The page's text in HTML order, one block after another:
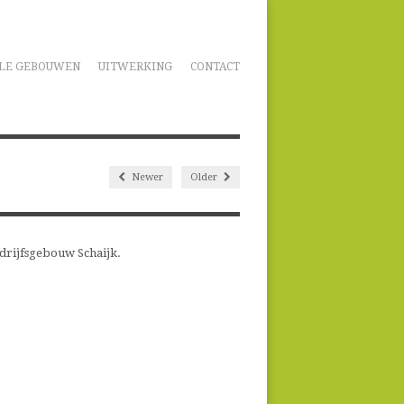
GEBOUWEN UITWERKING CONTACT
Newer Older
Schaijk.